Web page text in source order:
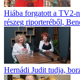
Hiába forgatott a TV2-
részeg riporteréből,
Hernádi Judit tudja,